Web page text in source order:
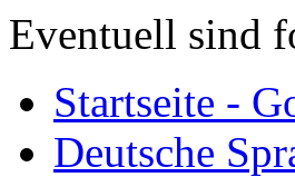
Eventuell sind
Startseite -
Deutsche